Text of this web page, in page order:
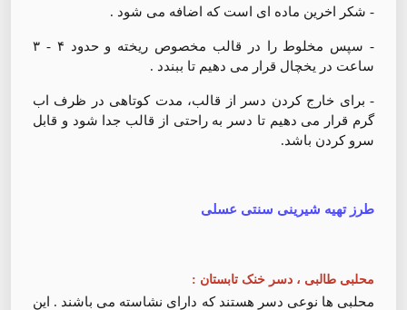
- شکر اخرین ماده ای است که اضافه می شود .
- سپس مخلوط را در قالب مخصوص ریخته و حدود ۴ - ۳
ساعت در یخچال قرار می دهیم تا ببندد .
- برای خارج کردن دسر از قالب، مدت کوتاهی در ظرف اب
گرم قرار می دهیم تا دسر به راحتی از قالب جدا شود و قابل
سرو کردن باشد.
طرز تهیه شیرینی سنتی عسلی
محلبی طالبی ، دسر خنک تابستان :
محلبی ها نوعی دسر هستند که دارای نشاسته می باشند ‌. این